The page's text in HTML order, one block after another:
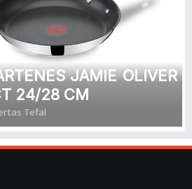
JAMIE OLIVER
24/28 CM
Tefal